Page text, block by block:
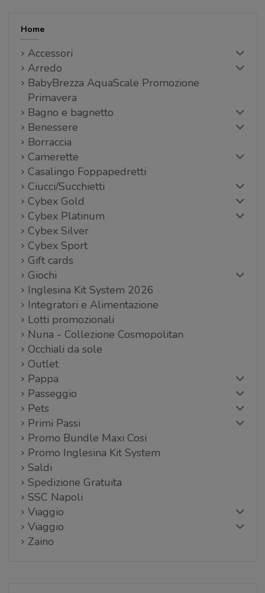
Home
Accessori
Arredo
BabyBrezza AquaScale Promozione
Primavera
Bagno e bagnetto
Benessere
Borraccia
Camerette
Casalingo Foppapedretti
Ciucci/Succhietti
Cybex Gold
Cybex Platinum
Cybex Silver
Cybex Sport
Gift cards
Giochi
Inglesina Kit System 2026
Integratori e Alimentazione
Lotti promozionali
Nuna - Collezione Cosmopolitan
Occhiali da sole
Outlet
Pappa
Passeggio
Pets
Primi Passi
Promo Bundle Maxi Cosi
Promo Inglesina Kit System
Saldi
Spedizione Gratuita
SSC Napoli
Viaggio
Viaggio
Zaino